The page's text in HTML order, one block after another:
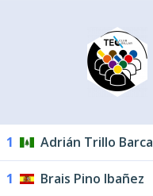
1 Adrián Trillo Barca
1 Brais Pino Ibañez